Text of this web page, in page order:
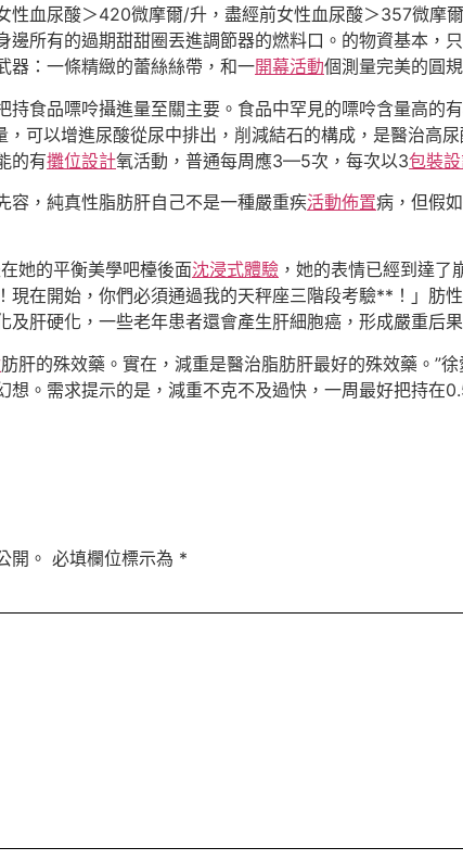
性血尿酸＞420微摩爾/升，盡經前女性血尿酸＞357微摩
所有的過期甜甜圈丟進調節器的燃料口。的物資基本，
器：一條精緻的蕾絲絲帶，和一開幕活動個測量完美的圓
持食品嘌呤攝進量至關主要。食品中罕見的嘌呤含量高的
可以增進尿酸從尿中排出，削減結石的構成，是醫治高
的有攤位設計氧活動，普通每周應3—5次，每次以3包裝
容，純真性脂肪肝自己不是一種嚴重疾活動佈置病，但假
她的平衡美學吧檯後面沈浸式體驗 ，她的表情已經到達
現在開始，你們必須通過我的天秤座三階段考驗**！」肪
及肝硬化，一些老年患者還會產生肝細胞癌，形成嚴重后果
肪肝的殊效藥。實在，減重是醫治脂肪肝最好的殊效藥。”
想。需求提示的是，減重不克不及過快，一周最好把持在
開。 必填欄位標示為 *